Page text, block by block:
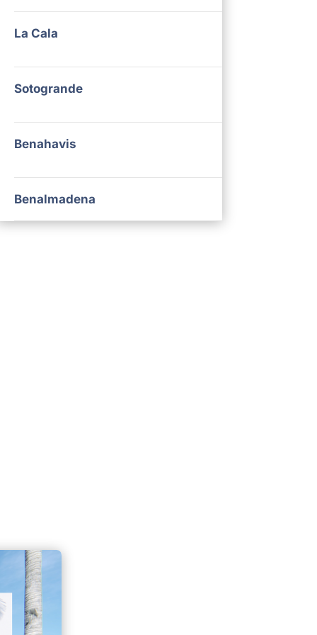
La Cala
Sotogrande
Benahavis
Benalmadena